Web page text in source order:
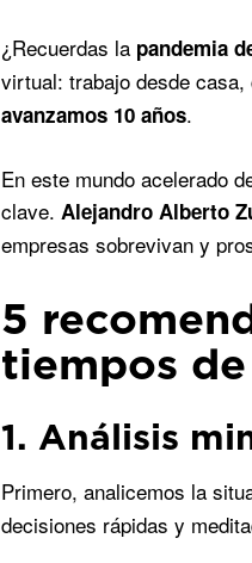
¿Recuerdas la pandemia
virtual: trabajo desde
avanzamos 10 años.
En este mundo acelerado
clave. Alejandro Alberto
empresas sobrevivan y
5
tiempos
1. Análisis
Primero, analicemos la
decisiones rápidas y